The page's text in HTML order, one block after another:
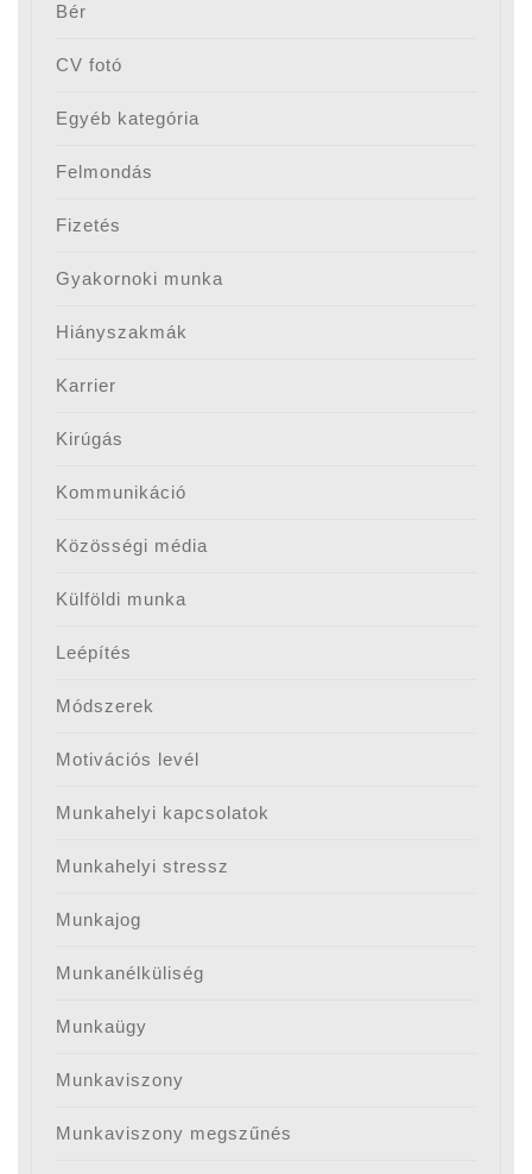
Bér
CV fotó
Egyéb kategória
Felmondás
Fizetés
Gyakornoki munka
Hiányszakmák
Karrier
Kirúgás
Kommunikáció
Közösségi média
Külföldi munka
Leépítés
Módszerek
Motivációs levél
Munkahelyi kapcsolatok
Munkahelyi stressz
Munkajog
Munkanélküliség
Munkaügy
Munkaviszony
Munkaviszony megszűnés